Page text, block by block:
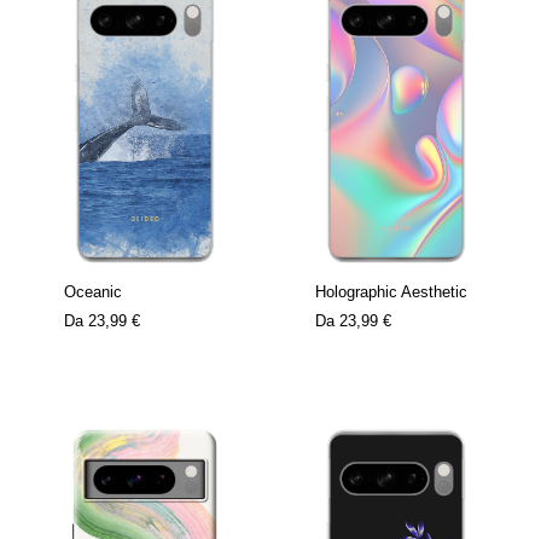
Oceanic
Da 23,99 €
Holographic Aesthetic
Da 23,99 €